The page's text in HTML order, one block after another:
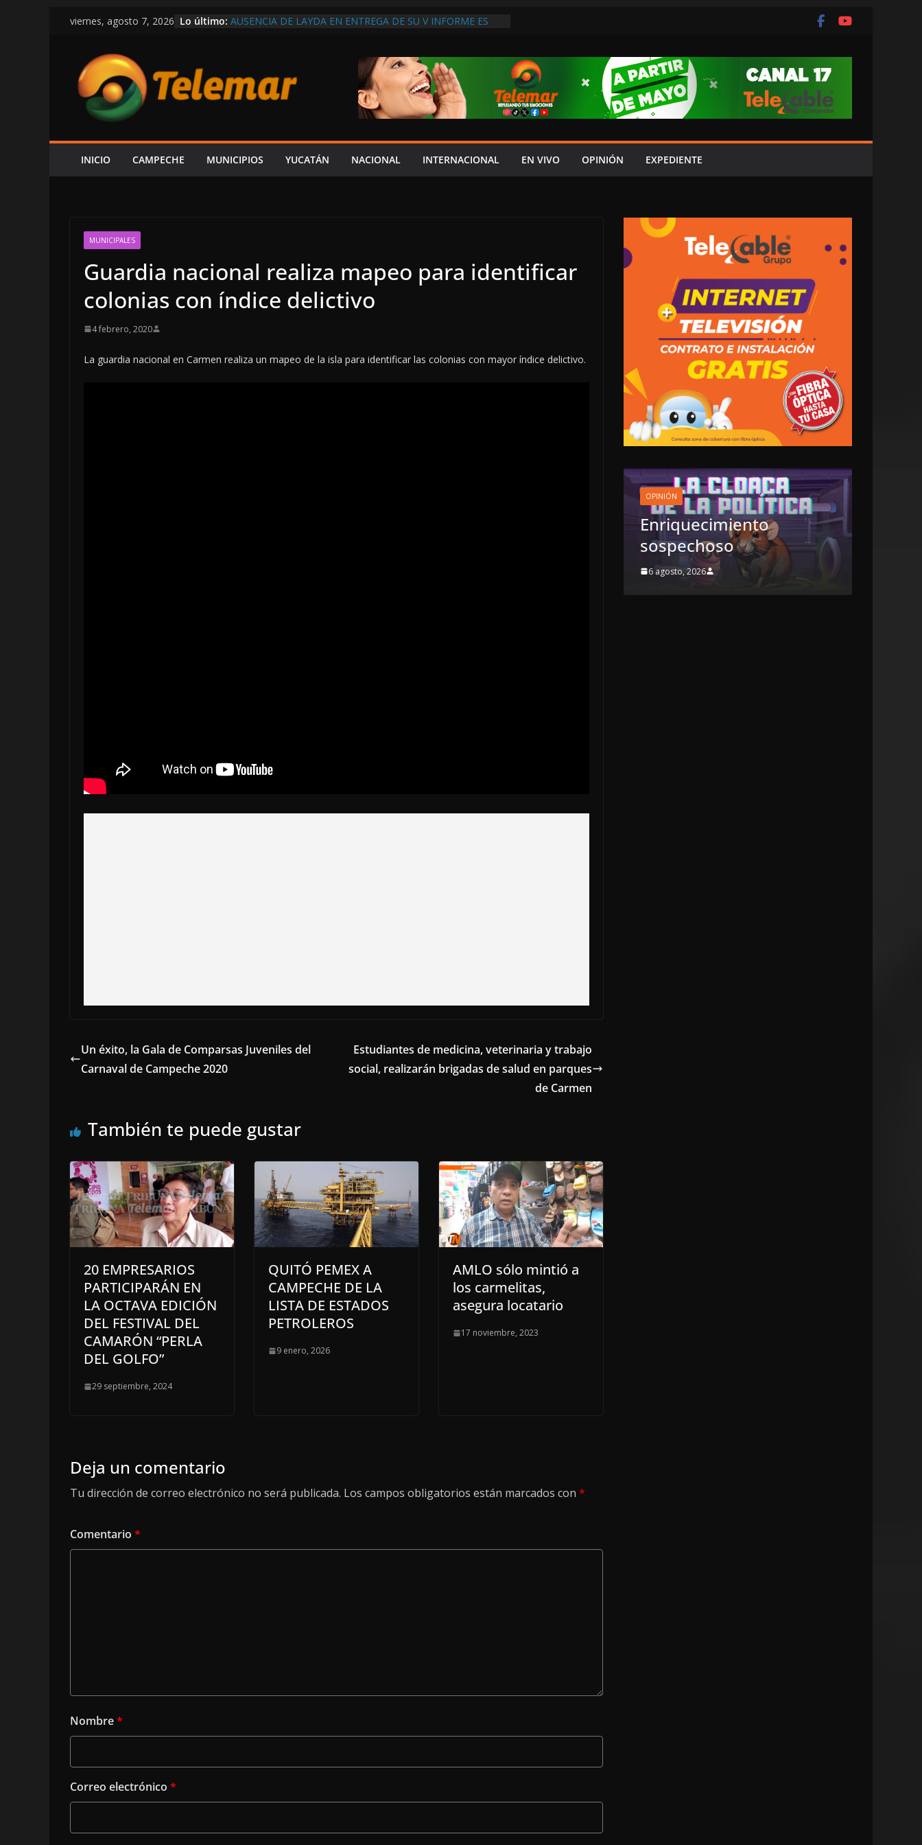
Saltar
contenido
viernes, agosto 7, 2026 Lo último: AUSENCIA DE LAYDA EN ENTREGA DE SU V INFORME ES
COMUNIDAD IMPARABLE DEL AYUNTAMIENTO DE
CAMPECHE LLEGA A SAN AGUSTÍN OLÁ
LAMENTA PAUL ARCE EL PÉSIMO SERVICIO DE SALUD EN
EL ESTADO; “VECINOS DE LA LEOVIGILDO ACUSAN FALTA
DE MEDICINAS Y DE ATENCIÓN”
POR ACTOS ANTICIPADOS DE CAMPAÑA; EXIGE REVISAR
ORIGEN DE RECURSOS UTILIZADOS
INICIO CAMPECHE MUNICIPIOS YUCATÁN NACIONAL INTERNACIONAL EN VIVO OPINIÓN EXPEDIENTE
MUNICIPALES
Guardia nacional realiza mapeo para identificar
colonias con índice delictivo
4 febrero, 2020
La guardia nacional en Carmen realiza un mapeo de la isla para identificar las colonias con mayor índice delictivo.
Un éxito, la Gala de Comparsas Juveniles del
Carnaval de Campeche 2020
Estudiantes de medicina, veterinaria y trabajo
social, realizarán brigadas de salud en parques
de Carmen
También te puede gustar
20 EMPRESARIOS
PARTICIPARÁN EN
LA OCTAVA EDICIÓN
DEL FESTIVAL DEL
CAMARÓN “PERLA
DEL GOLFO”
29 septiembre, 2024
QUITÓ PEMEX A
CAMPECHE DE LA
LISTA DE ESTADOS
PETROLEROS
9 enero, 2026
AMLO sólo mintió a
los carmelitas,
asegura locatario
17 noviembre, 2023
Deja un comentario
Tu dirección de correo electrónico no será publicada. Los campos obligatorios están marcados con *
Comentario *
Nombre*
Correo electrónico *
OPINIÓN
Enriquecimiento
sospechoso
6 agosto, 2026